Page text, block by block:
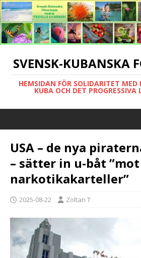
SVENSK-KUBANSKA
HEMSIDAN FÖR SOLIDARITET MED
KUBA OCH DET
USA – de nya
– sätter in u-båt ”mot
narkotikakarteller”
2025-08-22 Zoltan T